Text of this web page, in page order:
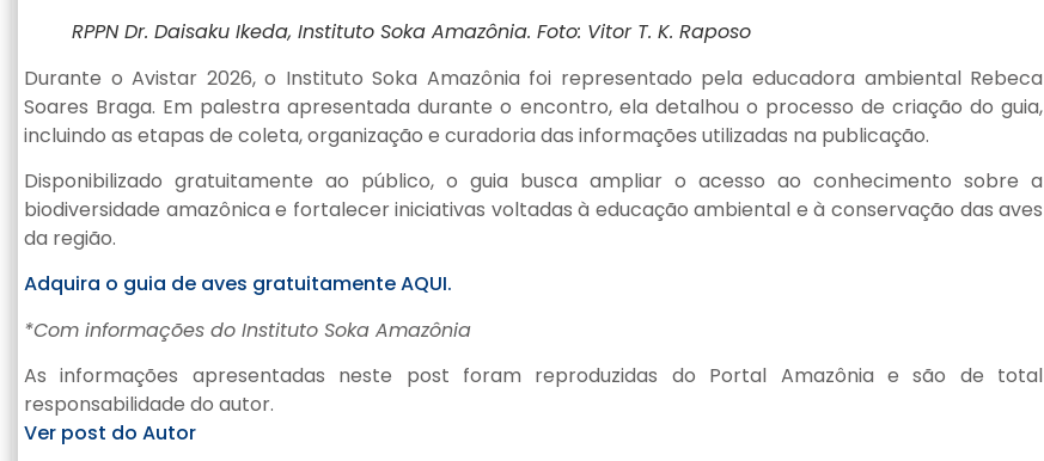
RPPN Dr. Daisaku Ikeda, Instituto Soka Amazônia. Foto: Vitor T. K. Raposo
Durante o Avistar 2026, o Instituto Soka Amazônia foi representado pela educadora ambiental Rebeca
Soares Braga. Em palestra apresentada durante o encontro, ela detalhou o processo de criação do guia,
incluindo as etapas de coleta, organização e curadoria das informações utilizadas na publicação.
Disponibilizado gratuitamente ao público, o guia busca ampliar o acesso ao conhecimento sobre a
biodiversidade amazônica e fortalecer iniciativas voltadas à educação ambiental e à conservação das aves
da região.
Adquira o guia de aves gratuitamente AQUI.
*Com informações do Instituto Soka Amazônia
As informações apresentadas neste post foram reproduzidas do Portal Amazônia e são de total
responsabilidade do autor.
Ver post do Autor